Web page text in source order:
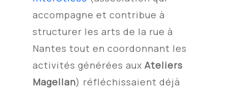
accompagne et contribue à
structurer les arts de la rue à
Nantes tout en coordonnant les
activités générées auxAteliers
Magellan) réfléchissaient déjà